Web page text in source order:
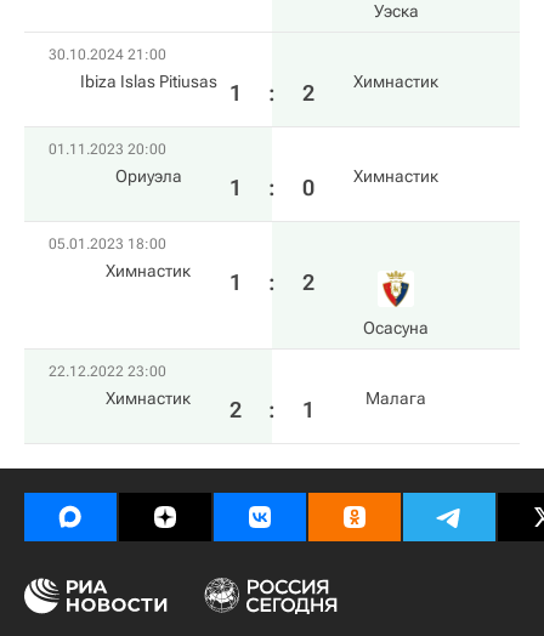
Уэска
30.10.2024 21:00
Ibiza Islas Pitiusas 1 : 2 Химнастик
01.11.2023 20:00
Ориуэла 1 : 0 Химнастик
05.01.2023 18:00
Химнастик 1 : 2
Осасуна
22.12.2022 23:00
Химнастик 2 : 1 Малага